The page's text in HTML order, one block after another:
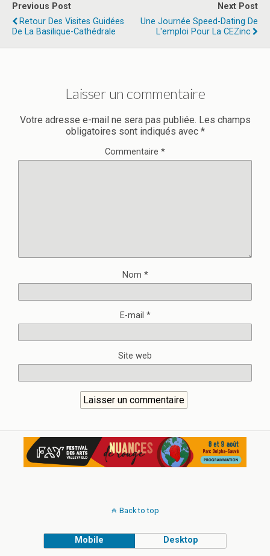
Previous Post
Retour Des Visites Guidées
De La Basilique-Cathédrale
Next Post
Une Journée Speed-Dating De
L'emploi Pour La CEZinc
Laisser un commentaire
Votre adresse e-mail ne sera pas publiée. Les champs
obligatoires sont indiqués avec *
Commentaire *
Nom *
E-mail *
Site web
Back to top
Mobile Desktop